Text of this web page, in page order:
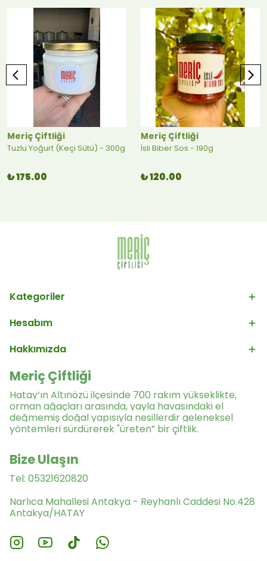
Meriç Çiftliği
Tuzlu Yoğurt (Keçi Sütü) - 300g
₺ 175.00
Meriç Çiftliği
İsli Biber Sos - 190g
₺ 120.00
Kategoriler
Hesabım
Hakkımızda
Meriç Çiftliği
Hatay’ın Altınözü ilçesinde 700 rakım yükseklikte,
orman ağaçları arasında, yayla havasındaki el
değmemiş doğal yapısıyla nesillerdir geleneksel
yöntemleri sürdürerek "üreten” bir çiftlik.
Bize Ulaşın
Tel: 05321620820
Narlıca Mahallesi Antakya - Reyhanlı Caddesi No.428
Antakya/HATAY